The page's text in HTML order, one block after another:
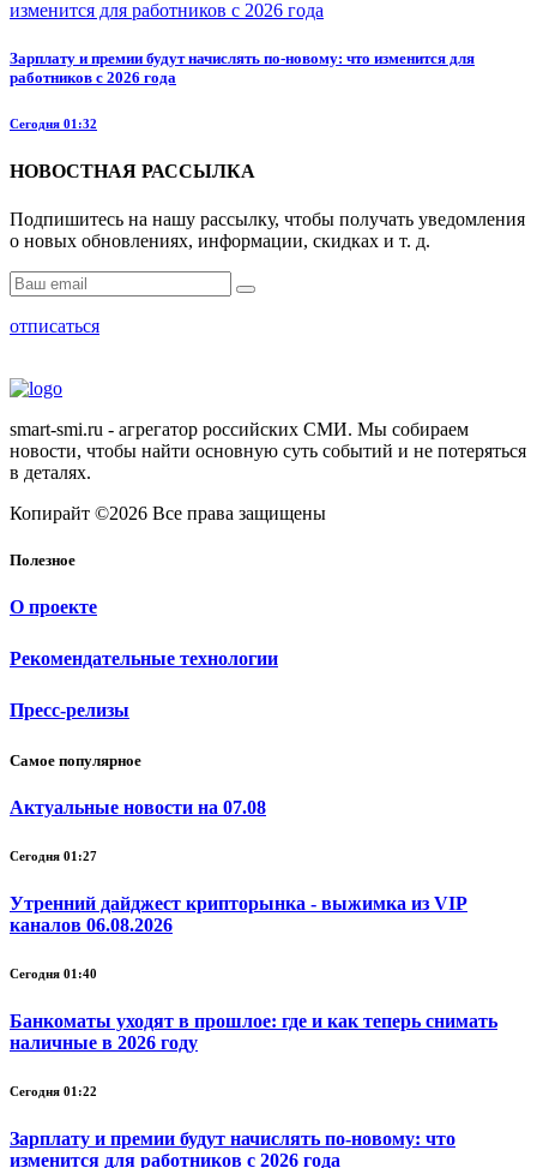
Зарплату и премии будут начислять по-новому: что изменится для
работников с 2026 года
Сегодня 01:32
НОВОСТНАЯ РАССЫЛКА
Подпишитесь на нашу рассылку, чтобы получать уведомления
о новых обновлениях, информации, скидках и т. д.
отписаться
smart-smi.ru - агрегатор российских СМИ. Мы собираем
новости, чтобы найти основную суть событий и не потеряться
в деталях.
Копирайт ©2026 Все права защищены
Полезное
О проекте
Рекомендательные технологии
Пресс-релизы
Самое популярное
Актуальные новости на 07.08
Сегодня 01:27
Утренний дайджест крипторынка - выжимка из VIP
каналов 06.08.2026
Сегодня 01:40
Банкоматы уходят в прошлое: где и как теперь снимать
наличные в 2026 году
Сегодня 01:22
Зарплату и премии будут начислять по-новому: что
изменится для работников с 2026 года